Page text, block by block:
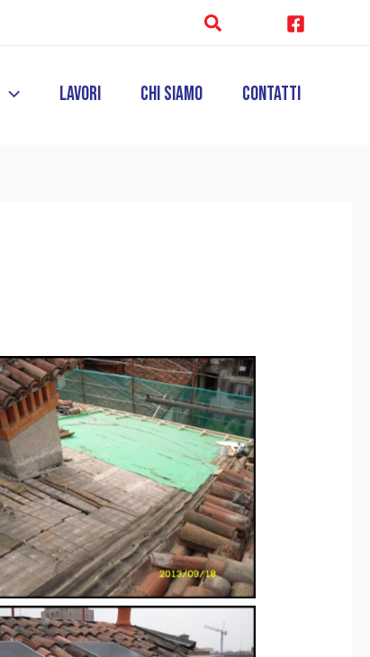
Lavori Chi Siamo Contatti